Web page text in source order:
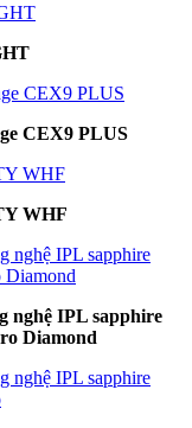
CEX9 PLUS
WHF
nghệ IPL sapphire
Diamond